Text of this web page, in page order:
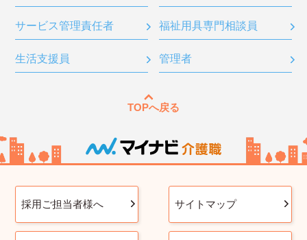
サービス管理責任者 福祉用具専門相談員
生活支援員 管理者
TOPへ戻る
採用ご担当者様へ サイトマップ